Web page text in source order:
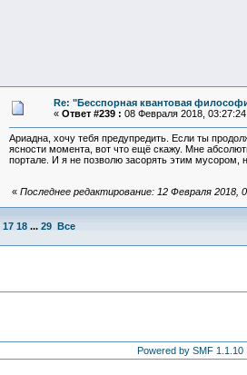
Re: "Бесспорная квантовая
« Ответ #239 : 08 Февраля 2018,
Ариадна, хочу тебя предупредить. Если ты
ясности момента, вот что ещё скажу. Мне
портале. И я не позволю засорять этим мусором,
« Последнее редактирование: 12 Февраля 2018,
17 18 ... 29 Все
Powered by SMF 1.1.10